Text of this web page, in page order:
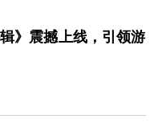
》震撼上线，引领游